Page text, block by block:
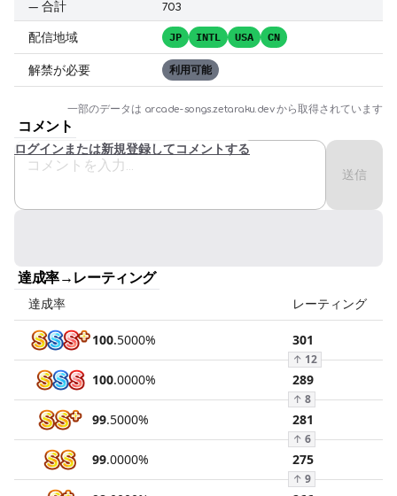
— 合計 703
配信地域 JP INTL USA CN
解禁が必要 利用可能
一部のデータは arcade-songs.zetaraku.devから取得されています
コメント
送信
ログインまたは新規登録してコメントする
達成率→レーティング
達成率 レーティング
100.5000% 301
↑ 12
100.0000% 289
↑ 8
99.5000% 281
↑ 6
99.0000% 275
↑ 9